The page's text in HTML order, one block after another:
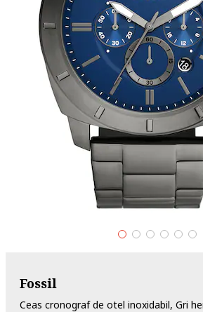
Fossil
Ceas cronograf de otel inoxidabil, Gri